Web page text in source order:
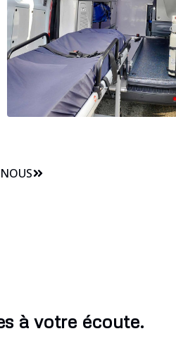
à votre écoute.